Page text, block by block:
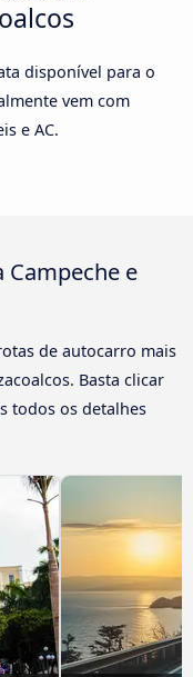
disponível para o
vem com
e AC.
e
de autocarro mais
Basta clicar
todos os detalhes